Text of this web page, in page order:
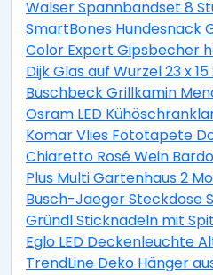
Walser Spannbandset 8
SmartBones Hundesnack
Color Expert Gipsbecher
Dijk Glas auf Wurzel 23 x 15
Buschbeck Grillkamin
Osram LED
Komar Vlies Fototapete
Chiaretto Rosé Wein
Plus Multi Gartenhaus 2
Busch-Jaeger Steckdose
Gründl Sticknadeln mit
Eglo LED Deckenleuchte
TrendLine Deko Hänger